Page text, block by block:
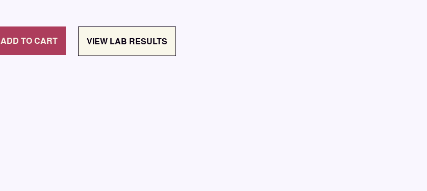
ADD TO CART VIEW LAB RESULTS